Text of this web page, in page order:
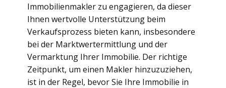
Immobilienmakler zu engagieren, da dieser
Ihnen wertvolle Unterstützung beim
Verkaufsprozess bieten kann, insbesondere
bei der Marktwertermittlung und der
Vermarktung Ihrer Immobilie. Der richtige
Zeitpunkt, um einen Makler hinzuzuziehen,
ist in der Regel, bevor Sie Ihre Immobilie in